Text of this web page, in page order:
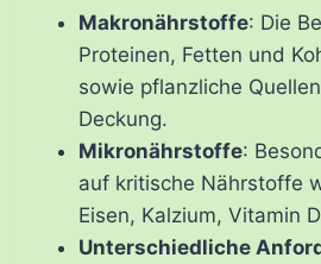
Makronährstoffe: Die
Proteinen, Fetten und
sowie pflanzliche
Deckung.
Mikronährstoffe:
auf kritische Nährstoffe
Eisen, Kalzium, Vitamin
Unterschiedliche